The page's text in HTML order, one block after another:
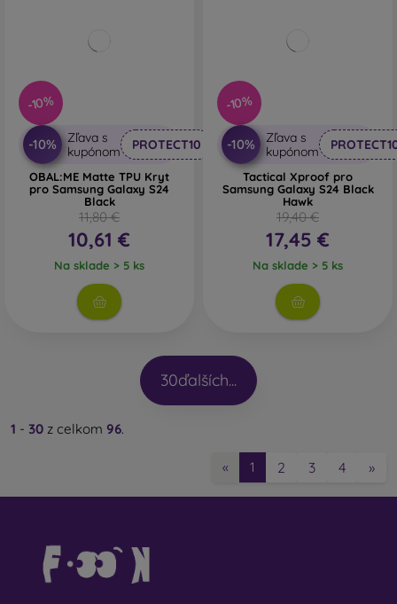
-10%
-10%
Zľava s
kupónom
PROTECT10
OBAL:ME Matte TPU Kryt
pro Samsung Galaxy S24
Black
11,80 €
10,61 €
Na sklade > 5 ks
-10%
-10%
Zľava s
kupónom
Tactical Xproof pro
Samsung Galaxy S24 Black
Hawk
19,40 €
17,45 €
Na sklade > 5 ks
30ďalších...
1 - 30 z celkom 96.
« 1 2 3 4 »